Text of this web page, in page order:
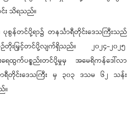
း သိရသည်။
စွန်တင်ပို့ရာ၌ တနင်္သာရီတိုင်းဒေသကြီးသည်
းမြှင့်တင်ပို့လျက်ရှိသည်။ ၂၀၂၄-၂၀၂၅
ေထွက်ပစ္စည်းတင်ပို့မှုမှ အမေရိကန်ဒေါ်လာ
ာရီတိုင်းဒေသကြီး မှ ၃၀၃ ဒသမ ၆၂ သန်း
။